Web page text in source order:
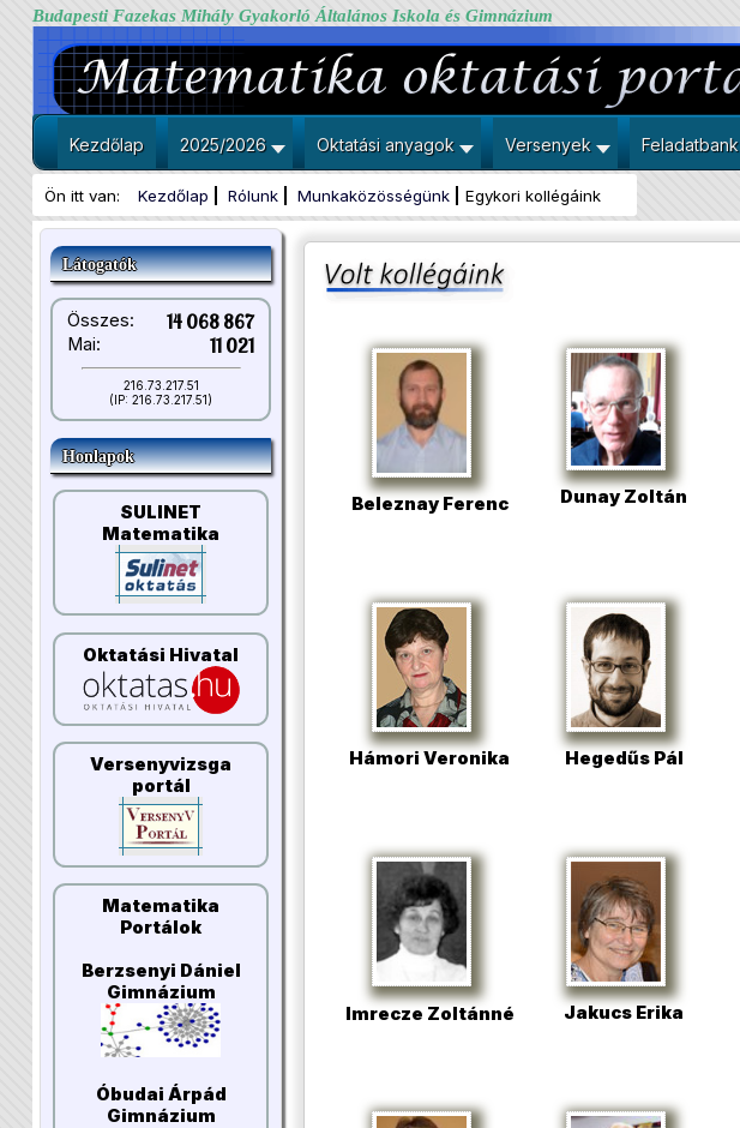
Budapesti Fazekas Mihály Gyakorló Általános Iskola és Gimnázium
Kezdőlap 2025/2026 Oktatási anyagok Versenyek Feladatbank
Ön itt van: Kezdőlap Rólunk Munkaközösségünk Egykori kollégáink
Látogatók
Összes: 14 068 867
Mai: 11 021
216.73.217.51
(IP: 216.73.217.51)
Honlapok
SULINET
Matematika
Oktatási Hivatal
Versenyvizsga
portál
Matematika
Portálok
Berzsenyi Dániel
Gimnázium
Óbudai Árpád
Gimnázium
Beleznay Ferenc Dunay Zoltán
Hámori Veronika Hegedűs Pál
Imrecze Zoltánné Jakucs Erika